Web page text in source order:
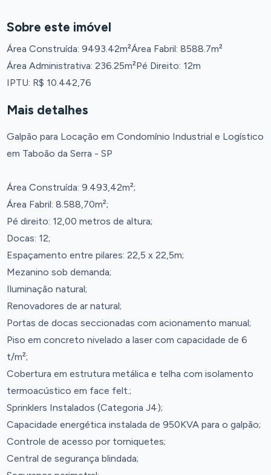
Sobre este imóvel
Área Construída: 9493.42m²Área Fabril: 8588.7m²
Área Administrativa: 236.25m²Pé Direito: 12m
IPTU: R$ 10.442,76
Mais detalhes
Galpão para Locação em Condomínio Industrial e Logístico
em Taboão da Serra - SP
Área Construída: 9.493,42m²;
Área Fabril: 8.588,70m²;
Pé direito: 12,00 metros de altura;
Docas: 12;
Espaçamento entre pilares: 22,5 x 22,5m;
Mezanino sob demanda;
Iluminação natural;
Renovadores de ar natural;
Portas de docas seccionadas com acionamento manual;
Piso em concreto nivelado a laser com capacidade de 6
t/m²;
Cobertura em estrutura metálica e telha com isolamento
termoacústico em face felt.;
Sprinklers Instalados (Categoria J4);
Capacidade energética instalada de 950KVA para o galpão;
Controle de acesso por torniquetes;
Central de segurança blindada;